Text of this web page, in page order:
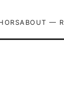
ABOUT —